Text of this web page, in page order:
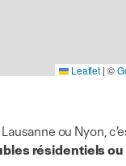
Leaflet | ©
ou Nyon,
résidentiels